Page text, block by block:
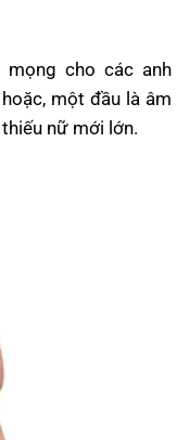
cho các anh
một đầu là âm
nữ mới lớn.